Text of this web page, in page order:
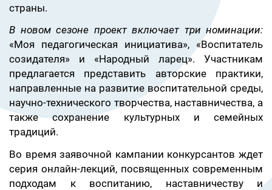
страны.
В новом сезоне проект включает три номинации:
«Моя педагогическая инициатива», «Воспитатель
созидателя» и «Народный ларец». Участникам
предлагается представить авторские практики,
направленные на развитие воспитательной среды,
научно-технического творчества, наставничества, а
также сохранение культурных и семейных
традиций.
Во время заявочной кампании конкурсантов ждет
серия онлайн-лекций, посвященных современным
подходам к воспитанию, наставничеству и